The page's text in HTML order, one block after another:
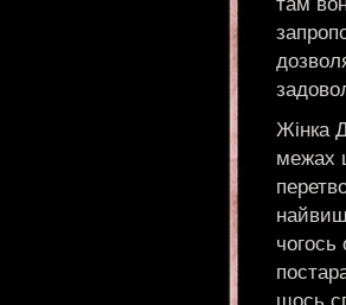
Жінка
межах
чогось
щось